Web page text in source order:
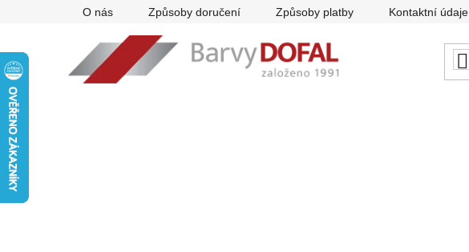
O nás Způsoby doručení Způsoby platby Kontaktní údaje